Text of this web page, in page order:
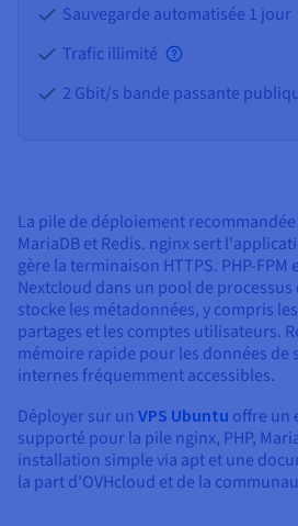
Sauvegarde automatisée 1 jour
Trafic illimité
2 Gbit/s bande passante
La pile de déploiement recommandée
MariaDB et Redis. nginx sert
gère la terminaison HTTPS. PHP-FPM
Nextcloud dans un pool de processus
stocke les métadonnées, y compris
partages et les comptes utilisateurs.
mémoire rapide pour les données de
internes fréquemment accessibles.
Déployer sur un VPS Ubuntu offre un
supporté pour la pile nginx, PHP,
installation simple via apt et une
la part d'OVHcloud et de la